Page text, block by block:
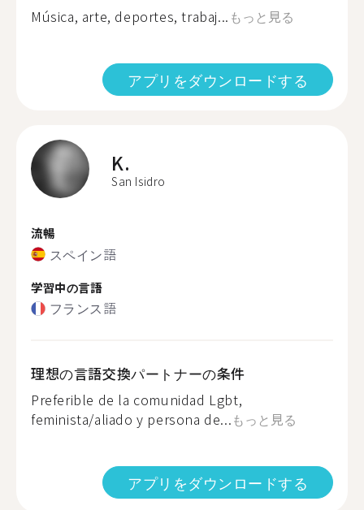
Música, arte, deportes, trabaj... もっと見る
アプリをダウンロードする
K.
San Isidro
流暢
スペイン語
学習中の言語
フランス語
理想の言語交換パートナーの条件
Preferible de la comunidad Lgbt,
feminista/aliado y persona de...もっと見る
アプリをダウンロードする